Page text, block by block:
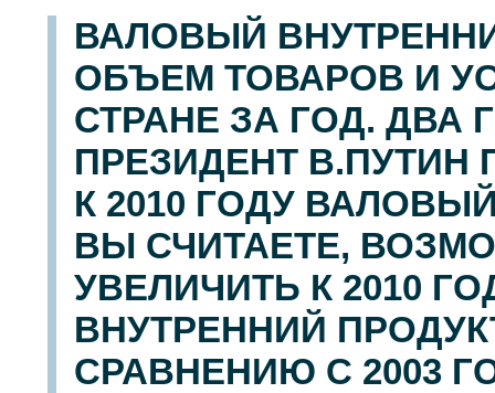
ВАЛОВЫЙ
ОБЪЕМ ТОВАРОВ И
СТРАНЕ ЗА ГОД. ДВА
ПРЕЗИДЕНТ В.ПУТИН
К 2010 ГОДУ
ВЫ СЧИТАЕТЕ,
УВЕЛИЧИТЬ К 2010
ВНУТРЕННИЙ
СРАВНЕНИЮ С 2003